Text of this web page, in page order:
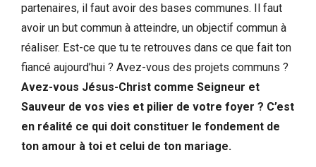
partenaires, il faut avoir des bases communes. Il faut
avoir un but commun à atteindre, un objectif commun à
réaliser. Est-ce que tu te retrouves dans ce que fait ton
fiancé aujourd’hui ? Avez-vous des projets communs ?
Avez-vous Jésus-Christ comme Seigneur et
Sauveur de vos vies et pilier de votre foyer ? C’est
en réalité ce qui doit constituer le fondement de
ton amour à toi et celui de ton mariage.